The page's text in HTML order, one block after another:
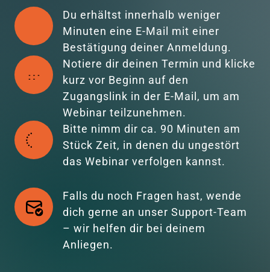
Du erhältst innerhalb weniger
Minuten eine E-Mail mit einer
Bestätigung deiner Anmeldung.
Notiere dir deinen Termin und klicke
kurz vor Beginn auf den
Zugangslink in der E-Mail, um am
Webinar teilzunehmen.
Bitte nimm dir ca. 90 Minuten am
Stück Zeit, in denen du ungestört
das Webinar verfolgen kannst.
Falls du noch Fragen hast, wende
dich gerne an unser Support-Team
– wir helfen dir bei deinem
Anliegen.